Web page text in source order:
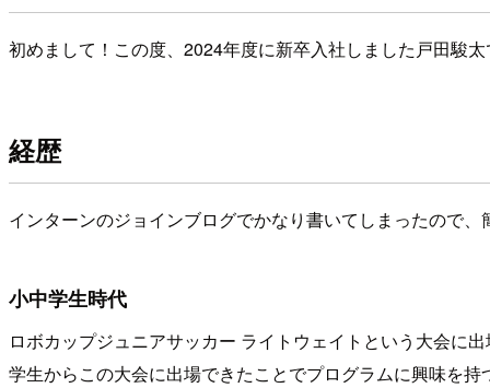
初めまして！この度、2024年度に新卒入社しました戸田駿
経歴
インターンのジョインブログでかなり書いてしまったので、
小中学生時代
ロボカップジュニアサッカー ライトウェイトという大会に
学生からこの大会に出場できたことでプログラムに興味を持